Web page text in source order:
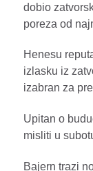
dobio
poreza od
Henesu
izlasku iz
izabran za
Upitan o
misliti u
Bajern trazi